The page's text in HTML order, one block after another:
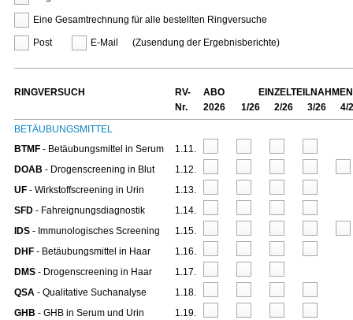
Eine Gesamtrechnung für alle bestellten Ringversuche
Post E-Mail (Zusendung der Ergebnisberichte)
RINGVERSUCH RV- ABO
EINZELTEILNAHMEN
Nr.
2026 1/26 2/26 3/26
4/
BETÄUBUNGSMITTEL
BTMF- Betäubungsmittel in Serum
1.11.
DOAB- Drogenscreening in Blut
1.12.
UF- Wirkstoffscreening in Urin
1.13.
SFD - Fahreignungsdiagnostik
1.14.
IDS- Immunologisches Screening
1.15.
DHF- Betäubungsmittel in Haar
1.16.
DMS - Drogenscreening in Haar
1.17.
QSA - Qualitative Suchanalyse
1.18.
GHB - GHB in Serum und Urin
1.19.